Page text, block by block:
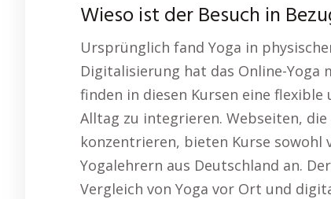
Wieso ist der Besuch in
Ursprünglich fand Yoga in
Digitalisierung hat das Online-Yoga
finden in diesen Kursen eine
Alltag zu integrieren. Webseiten,
konzentrieren, bieten Kurse sowohl
Yogalehrern aus Deutschland an.
Vergleich von Yoga vor Ort und